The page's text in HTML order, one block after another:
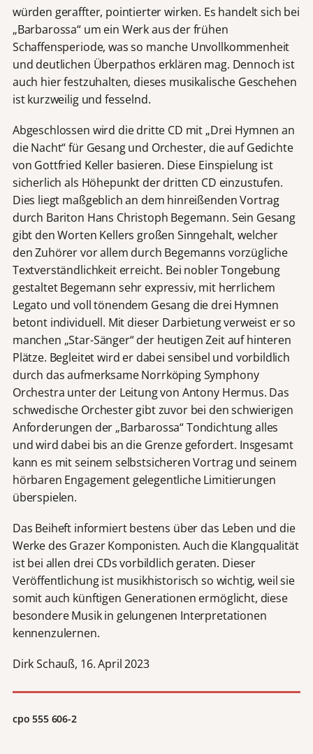
würden geraffter, pointierter wirken. Es handelt sich bei
„Barbarossa“ um ein Werk aus der frühen
Schaffensperiode, was so manche Unvollkommenheit
und deutlichen Überpathos erklären mag. Dennoch ist
auch hier festzuhalten, dieses musikalische Geschehen
ist kurzweilig und fesselnd.
Abgeschlossen wird die dritte CD mit „Drei Hymnen an
die Nacht“ für Gesang und Orchester, die auf Gedichte
von Gottfried Keller basieren. Diese Einspielung ist
sicherlich als Höhepunkt der dritten CD einzustufen.
Dies liegt maßgeblich an dem hinreißenden Vortrag
durch Bariton Hans Christoph Begemann. Sein Gesang
gibt den Worten Kellers großen Sinngehalt, welcher
den Zuhörer vor allem durch Begemanns vorzügliche
Textverständlichkeit erreicht. Bei nobler Tongebung
gestaltet Begemann sehr expressiv, mit herrlichem
Legato und voll tönendem Gesang die drei Hymnen
betont individuell. Mit dieser Darbietung verweist er so
manchen „Star-Sänger“ der heutigen Zeit auf hinteren
Plätze. Begleitet wird er dabei sensibel und vorbildlich
durch das aufmerksame Norrköping Symphony
Orchestra unter der Leitung von Antony Hermus. Das
schwedische Orchester gibt zuvor bei den schwierigen
Anforderungen der „Barbarossa“ Tondichtung alles
und wird dabei bis an die Grenze gefordert. Insgesamt
kann es mit seinem selbstsicheren Vortrag und seinem
hörbaren Engagement gelegentliche Limitierungen
überspielen.
Das Beiheft informiert bestens über das Leben und die
Werke des Grazer Komponisten. Auch die Klangqualität
ist bei allen drei CDs vorbildlich geraten. Dieser
Veröffentlichung ist musikhistorisch so wichtig, weil sie
somit auch künftigen Generationen ermöglicht, diese
besondere Musik in gelungenen Interpretationen
kennenzulernen.
Dirk Schauß, 16. April 2023
cpo 555 606-2